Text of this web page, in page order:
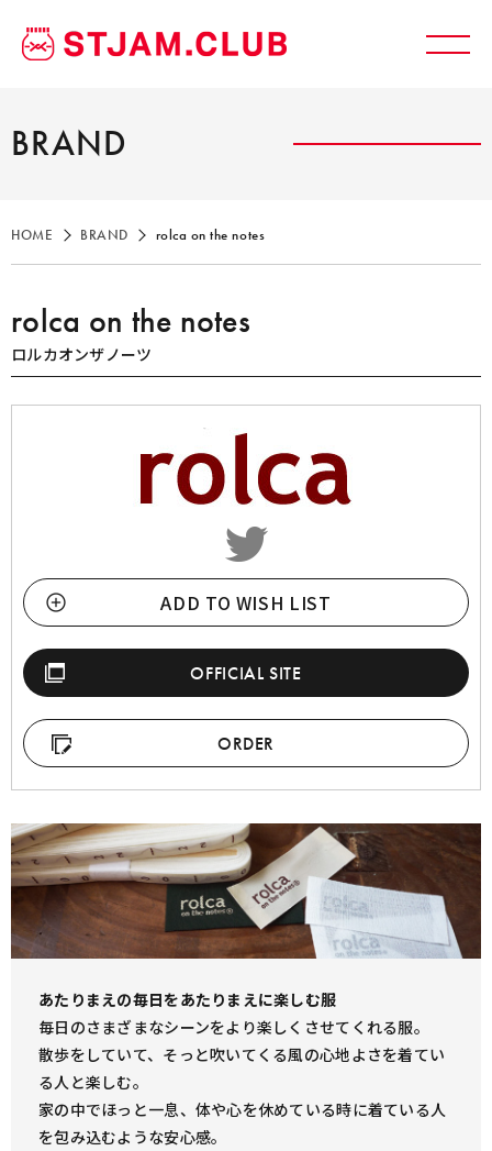
BRAND
HOME BRAND rolca on the notes
rolca on the notes
ロルカオンザノーツ
ADD TO WISH LIST
OFFICIAL SITE
ORDER
あたりまえの毎日をあたりまえに楽しむ服
毎日のさまざまなシーンをより楽しくさせてくれる服。
散歩をしていて、そっと吹いてくる風の心地よさを着てい
る人と楽しむ。
家の中でほっと一息、体や心を休めている時に着ている人
を包み込むような安心感。